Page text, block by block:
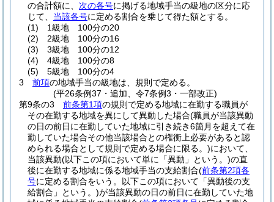
の合計額に、 次の各号に掲げる地域手当の級地の区分に応
じて、 当該各号に定める割合を乗じて得た額とする。
(1)
1級地 100分の20
(2)
2級地 100分の16
(3)
3級地 100分の12
(4)
4級地 100分の8
(5)
5級地 100分の4
3
前項の地域手当の級地は、規則で定める。
(平26条例37・追加、令7条例3・一部改正)
第9条の3
前条第1項の規則で定める地域に在勤する職員が
その在勤する地域を異にして異動した場合(職員が当該異動
の日の前日に在勤していた地域に引き続き6箇月を超えて在
勤していた場合その他当該場合との権衡上必要があると認
められる場合として規則で定める場合に限る。)において、
当該異動(以下この項において単に「異動」という。)の直
後に在勤する地域に係る地域手当の支給割合(前条第2項各
号に定める割合をいう。以下この項において「異動後の支
給割合」という。)が当該異動の日の前日に在勤していた地